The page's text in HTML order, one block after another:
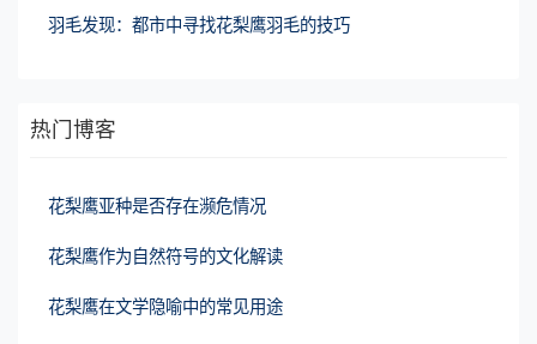
羽毛发现：都市中寻找花梨鹰羽毛的技巧
热门博客
花梨鹰亚种是否存在濒危情况
花梨鹰作为自然符号的文化解读
花梨鹰在文学隐喻中的常见用途